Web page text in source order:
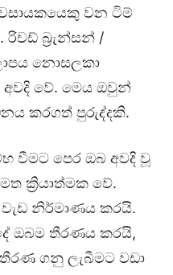
වන ටිම්
බ්‍රැන්සන් /
නොසලකා
වේ. මෙය ඔවුන්
කරගත් පුරුද්දකි.
වීමට පෙර ඔබ අවදි වූ
ක්‍රියාත්මක වේ.
වැඩ නිර්මාණය කරයි.
ඔබම තීරණය කරයි,
ගනු ලැබීමට වඩා